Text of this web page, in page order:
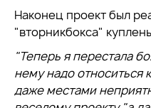
Наконец проект был
"вторникбокса"
"Теперь я перестала
нему надо относиться
даже местами